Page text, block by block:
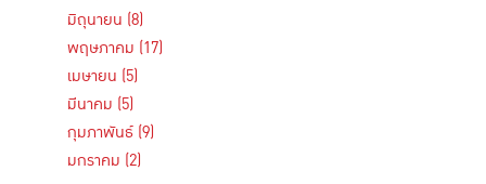
มิถุนายน (8)
พฤษภาคม (17)
เมษายน (5)
มีนาคม (5)
กุมภาพันธ์ (9)
มกราคม (2)